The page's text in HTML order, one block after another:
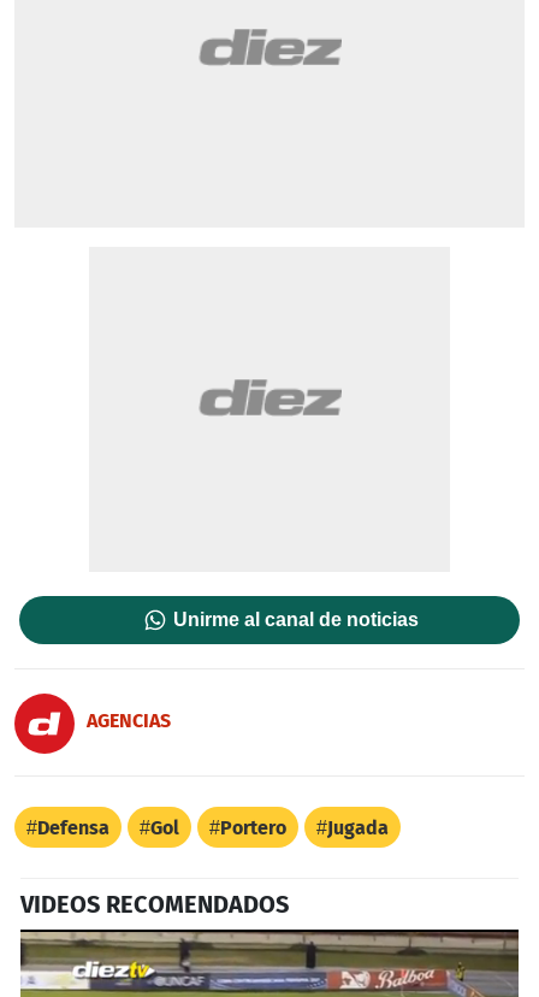
Unirme al canal de noticias
AGENCIAS
Defensa Gol Portero Jugada
VIDEOS RECOMENDADOS